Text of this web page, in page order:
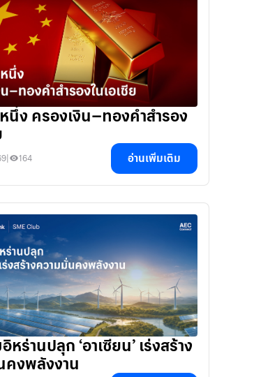
หนึ่ง ครองเงิน–ทองคำสำรอง
| 164 อ่านเพิ่มเติม
หร่านปลุก ‘อาเซียน’ เร่งสร้าง
คงพลังงาน